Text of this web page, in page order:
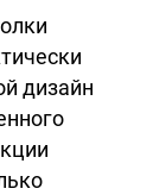
дизайн